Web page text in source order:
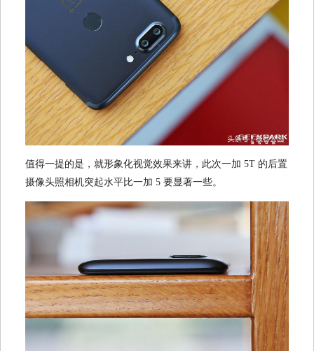
值得一提的是，就形象化视觉效果来讲，此次一加 5T 的后置
摄像头照相机突起水平比一加 5 要显著一些。